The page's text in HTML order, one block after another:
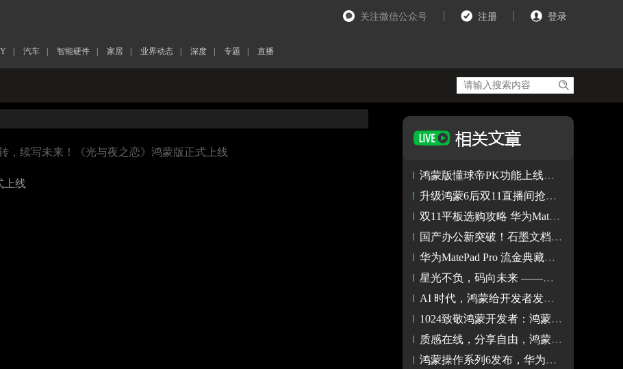
关注微信公众号 注册 登录
汽车 智能硬件 家居 业界动态 深度 专题 直播
，续写未来！《光与夜之恋》鸿蒙版正式上线
鸿蒙版懂球帝PK功能上线！观赛服务卡片等更多独家功能等你解锁
升级鸿蒙6后双11直播间抢购速度快20%，鸿蒙有礼不断签
双11平板选购攻略 华为MatePad鸿蒙平板家族任你挑
国产办公新突破！石墨文档中台完成鸿蒙适配 开启端云协同新篇章
华为MatePad Pro 流金典藏版开售 抢先体验鸿蒙6.0 AI办公更给力
星光不负，码向未来 ———选择鸿蒙的800万种可能
AI 时代，鸿蒙给开发者发了张「新船票」
1024致敬鸿蒙开发者：鸿蒙生态全速进击背后的真正主角
质感在线，分享自由，鸿蒙版酷狗音乐重塑音乐体验天花板
鸿蒙操作系列6发布，华为首发毛球系列主题